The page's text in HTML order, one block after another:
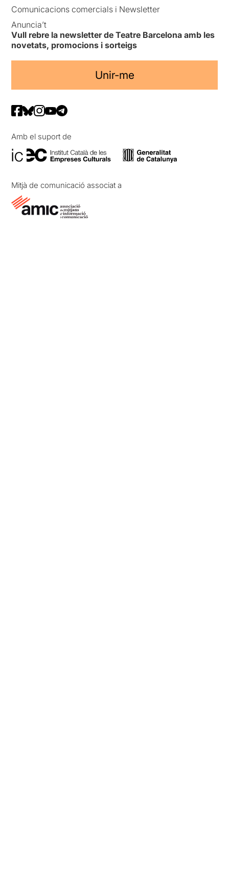
Comunicacions comercials i Newsletter
Anuncia’t
Vull rebre la newsletter de Teatre Barcelona amb les
novetats, promocions i sorteigs
Unir-me
Amb el suport de
Mitjà de comunicació associat a